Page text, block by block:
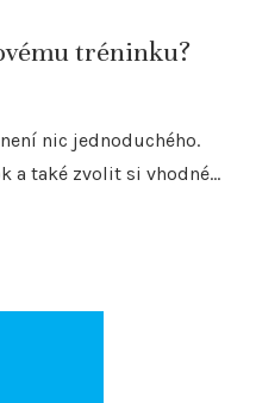
tréninku?
nic jednoduchého.
a také zvolit si vhodné…